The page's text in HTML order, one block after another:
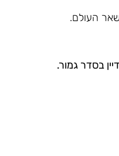
העולם.
בסדר גמור.